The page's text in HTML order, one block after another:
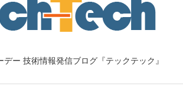
ー 技術情報発信ブログ『テックテック』